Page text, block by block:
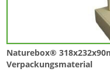
Naturebox®
Verpackungsmaterial